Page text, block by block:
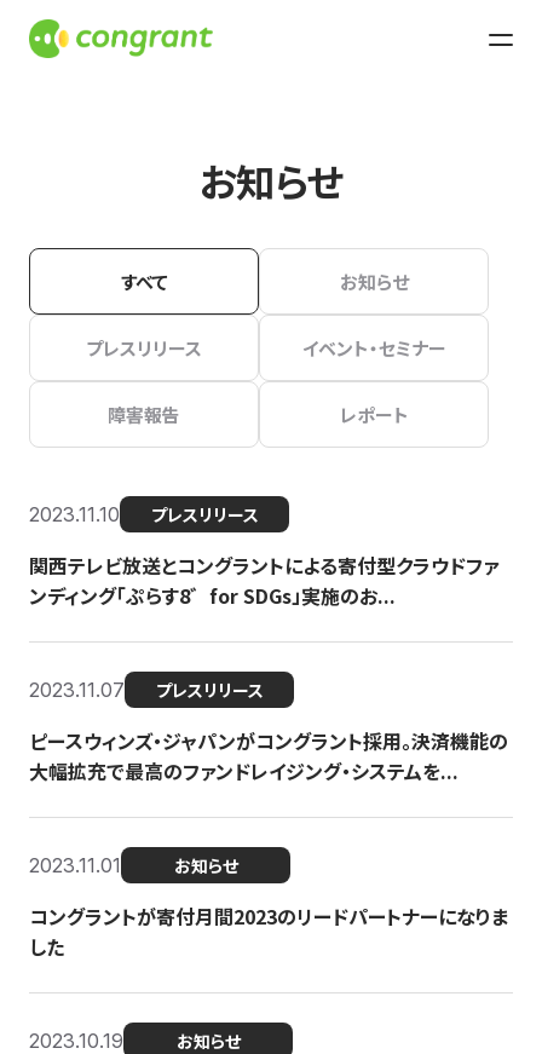
お知らせ
すべて お知らせ
プレスリリース イベント・セミナー
障害報告 レポート
2023.11.10 プレスリリース
関西テレビ放送とコングラントによる寄付型クラウドファ
ンディング「ぷらす8゛for SDGs」実施のお...
2023.11.07 プレスリリース
ピースウィンズ・ジャパンがコングラント採用。決済機能の
大幅拡充で最高のファンドレイジング・システムを...
2023.11.01 お知らせ
コングラントが寄付月間2023のリードパートナーになりま
した
2023.10.19 お知らせ